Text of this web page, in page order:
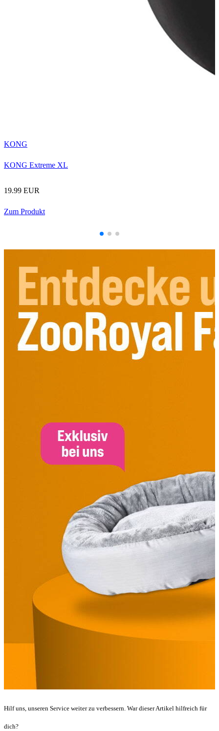
KONG
KONG Extreme XL
19.99 EUR
Zum Produkt
Hilf uns, unseren Service weiter zu verbessern. War dieser Artikel hilfreich für
dich?